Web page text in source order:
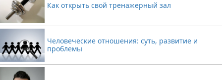
Как открыть свой тренажерный зал
Человеческие отношения: суть, развитие и
проблемы